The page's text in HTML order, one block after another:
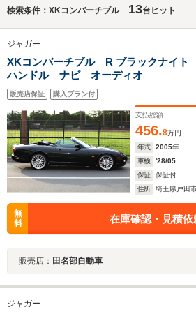
検索条件：XKコンバーチブル
13台ヒット
ジャガー
XKコンバーチブル R ブラックナイ
ハンドル ナビ オーディオ
販売店保証 購入プラン付
支払総額
456.8万円
年式
2005年
車検
'28/05
保証
保証付
住所
埼玉県戸田
無
料
在庫確認・見積依
販売店： 田名部自動車
ジャガー